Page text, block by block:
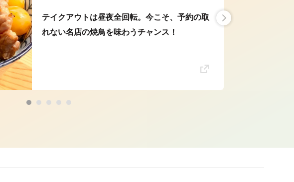
テイクアウトは昼夜全回転。今こそ、予約の取
れない名店の焼鳥を味わうチャンス！